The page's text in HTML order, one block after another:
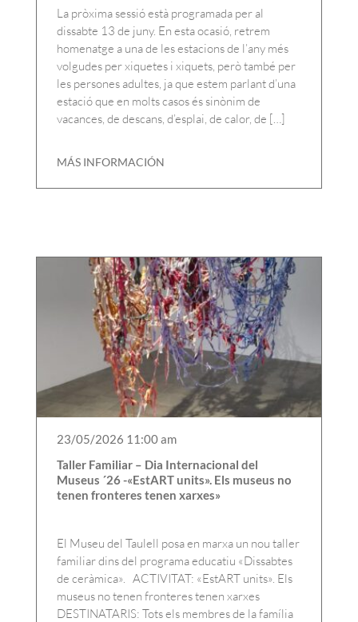
La pròxima sessió està programada per al
dissabte 13 de juny. En esta ocasió, retrem
homenatge a una de les estacions de l’any més
volgudes per xiquetes i xiquets, però també per
les persones adultes, ja que estem parlant d’una
estació que en molts casos és sinònim de
vacances, de descans, d’esplai, de calor, de […]
MÁS INFORMACIÓN
23/05/2026 11:00 am
Taller Familiar – Dia Internacional del
Museus ´26 -«EstART units». Els museus no
tenen fronteres tenen xarxes»
El Museu del Taulell posa en marxa un nou taller
familiar dins del programa educatiu «Dissabtes
de ceràmica». ACTIVITAT: «EstART units». Els
museus no tenen fronteres tenen xarxes
DESTINATARIS: Tots els membres de la família